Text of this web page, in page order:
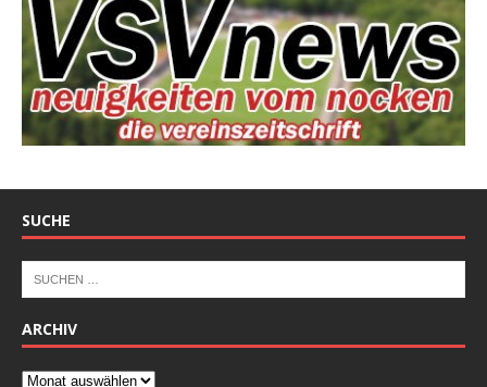
SUCHE
ARCHIV